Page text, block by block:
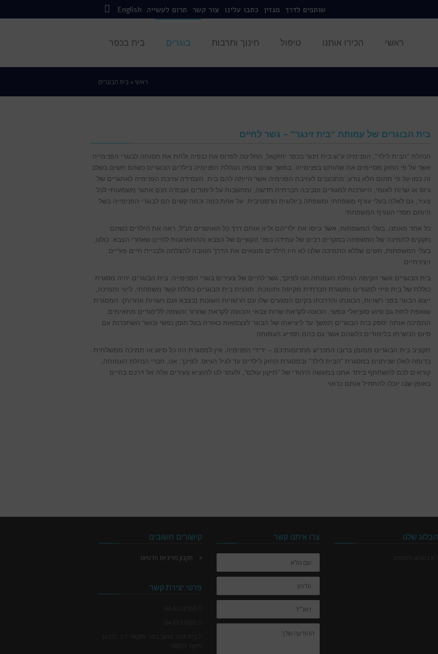
שותפים לדרך מגזין כתבו עלינו צור קשר תרום לעשייה English
Facebook
ראשי הכירו אותנו טיפול חינוך ותרבות בוגרים בית בכפר
ראשי » בית הבוגרים
בית הבוגרים של עמותת "בית זינגר" – גשר לחיים
הנהלת "הבית לילד", הפנימיה ע"ש בית זינגר בכפר יחזקאל, החליטה לפרוס את כנפיה ולתת את חסותה לבוגרי הפנימייה
אשר על פי החוק מסיימים את שהותם בפנימייה. במשך שנים צופה הנהלת הפנימיה בילדים הבוגרים כשהם חשים בשלב
זה כמו על פי תהום הלא נודע, מתכוננים לעזיבת הפנימיה אשר הייתה להם בית. העמידה עזיבת הפנימיה לאתגרים של
גיוס או שרות לאומי, היערכות למגורים וסביבה חברתית חדשה, ומחשבות על לימודים ועבודה הנם אתגר משמעותי לכל
צעיר, גם לאלה בעלי עורף משפחתי ומשפחה ביולוגית נורמטיבית. על אחת כמה וכמה קשים הם לבוגרי הפנימייה בשל
היותם חסרי העורף המשפחתי.
כל אחד מאתנו, בעלי המשפחות, אשר גייסו את ילדיהם וליוו אותם דרך כל האתגרים הנ"ל, ראה את הילדים כשהם
נזקקים לתמיכה של המשפחה במקרים רבים של עמידה בפני הקשיים של הצבא וההתארגנות לחיים שאחרי הצבא. כולנו,
בעלי המשפחות, חשים שללא התמיכה שלנו לא היו הילדים מוצאים את הדרך הטובה להצלחה ולבניית חיים פוריים
ויצירתיים.
בית הבוגרים אשר הקימה הנהלת העמותה הנו לפיכך, גשר לחיים של צעירים בוגרי הפנימייה. בית הבוגרים יהיה מסגרת
כוללת של בית פיזי למגורים ומסגרת חברתית מקיפה ותומכת. תוכנית בית הבוגרים כוללת קשר משפחתי, ליווי ותמיכה,
ייצוג הבוגר בפני רשויות, הכוונתו והדרכתו בקיום המגעים שלו עם הרשויות השונות (בצבא ועם רשויות אחרות). המסגרת
שואפת לתת גם סיוע סוציאלי ונפשי, הכוונה לקראת שרות צבאי והכוונה לקראת שחרור והשמה ללימודים מתאימים.
התמיכה אותה יספק בית הבוגרים תמשך עד ליציאתו של הבוגר לעצמאות כאזרח בעל חוסן נפשי וכושר השתכרות עם
סיום הכשרתו בלימודים כלשהם אשר גם בהם תסייע העמותה.
תקציב בית הבוגרים ממומן ברובו המכריע מתרומותיכם – ידידי הפנימיה. אין למסגרת הזו כל סיוע או תמיכה ממשלתית
בדומה לאלו שניתנים במסגרת "הבית לילד" ובמסגרת החוק לילדים עד לגיל הגיוס. לפיכך, אנו, חברי הנהלת העמותה,
קוראים לכם להשתתף ביחד אתנו במעשה היהודי של "תיקון עולם", ולעזור לנו להוציא צעירים אלה אל דרכם בחיים
באופן שבו יוכלו להתחיל אותם כראוי.
הבלוג שלנו צרו איתנו קשר
שם
מלא
טלפון
דוא״ל
ההודעה
שלך:
קישורים חשובים
תקנון מדיניות פרטיות
פרטי יצירת קשר